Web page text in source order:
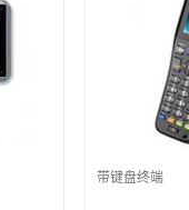
带键盘终端